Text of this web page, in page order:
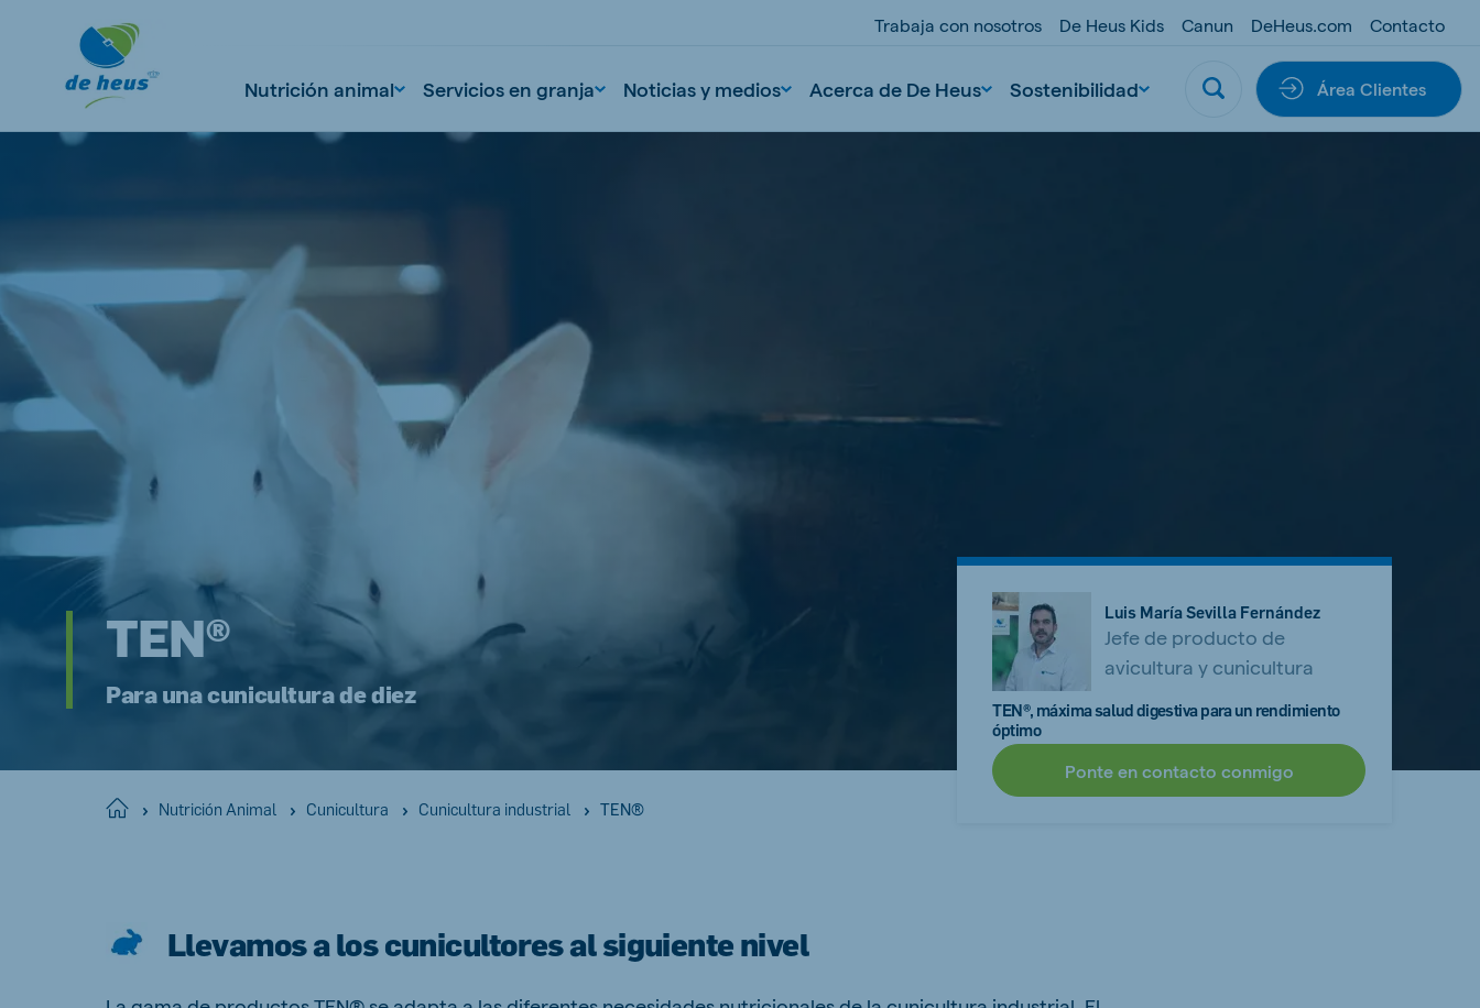
Trabaja con nosotros De Heus Kids Canun DeHeus.com Contacto
Nutrición animal Servicios en granja Noticias y medios Acerca de De Heus Sostenibilidad Área Clientes
TEN®
Para una cunicultura de diez
Luis María Sevilla Fernández
Jefe de producto de
avicultura y cunicultura
TEN®, máxima salud digestiva para un rendimiento
óptimo
Ponte en contacto conmigo
Home Nutrición Animal Cunicultura Cunicultura industrial TEN®
Llevamos a los cunicultores al siguiente nivel
Netherlands Poland
Polish
Czech Republic
Hungary
Vietnamese
Egypt (Koudijs) Ethiopia (Koudijs)